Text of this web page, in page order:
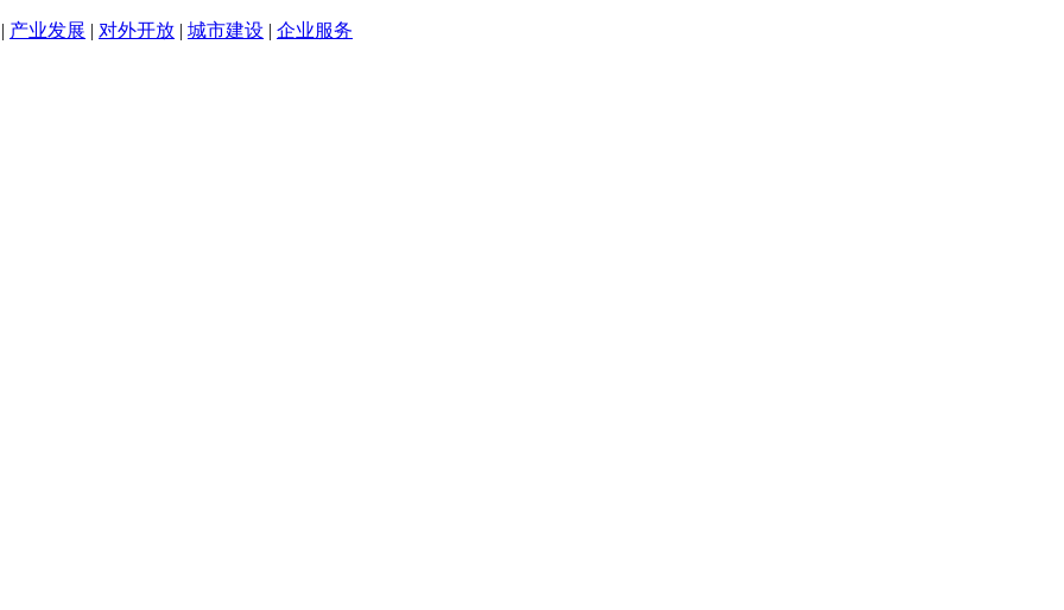
| 产业发展 | 对外开放 | 城市建设 | 企业服务